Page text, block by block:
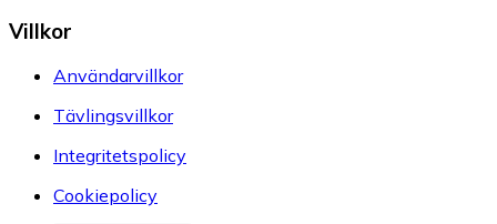
Villkor
Användarvillkor
Tävlingsvillkor
Integritetspolicy
Cookiepolicy